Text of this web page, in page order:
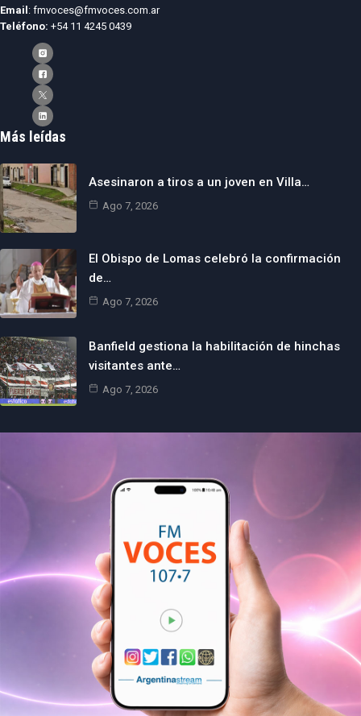
Email : fmvoces@fmvoces.com.ar
Teléfono: +54 11 4245 0439
Más leídas
Asesinaron a tiros a un joven en Villa…
Ago 7, 2026
El Obispo de Lomas celebró la confirmación
de…
Ago 7, 2026
Banfield gestiona la habilitación de hinchas
visitantes ante…
Ago 7, 2026